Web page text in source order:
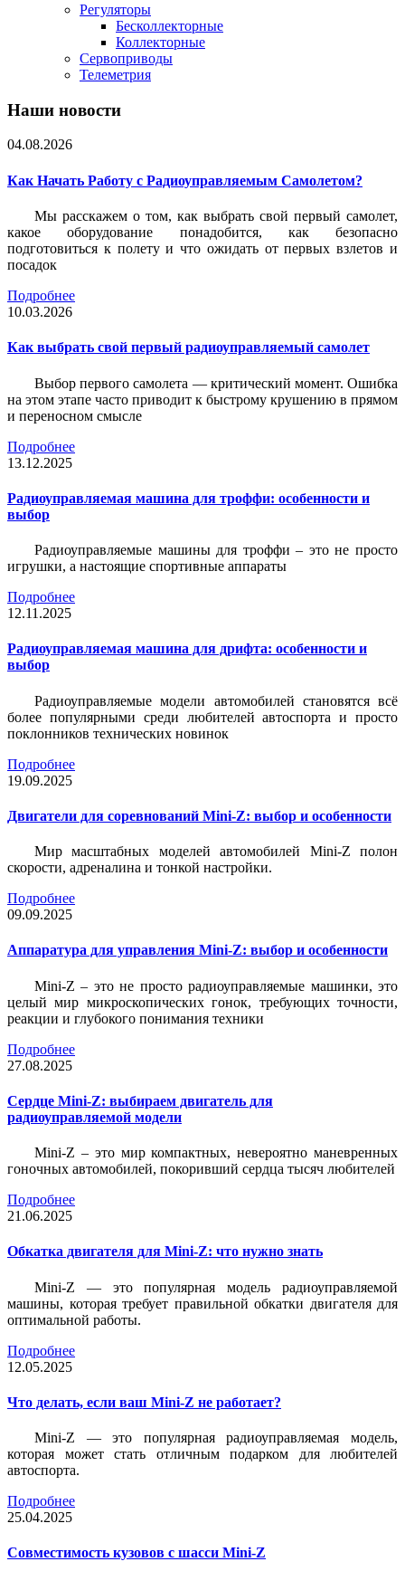
Регуляторы
Бесколлекторные
Коллекторные
Сервоприводы
Телеметрия
Наши новости
04.08.2026
Как Начать Работу с Радиоуправляемым Самолетом?
Мы расскажем о том, как выбрать свой первый самолет,
какое оборудование понадобится, как безопасно
подготовиться к полету и что ожидать от первых взлетов и
посадок
Подробнее
10.03.2026
Как выбрать свой первый радиоуправляемый самолет
Выбор первого самолета — критический момент. Ошибка
на этом этапе часто приводит к быстрому крушению в прямом
и переносном смысле
Подробнее
13.12.2025
Радиоуправляемая машина для троффи: особенности и
выбор
Радиоуправляемые машины для троффи – это не просто
игрушки, а настоящие спортивные аппараты
Подробнее
12.11.2025
Радиоуправляемая машина для дрифта: особенности и
выбор
Радиоуправляемые модели автомобилей становятся всё
более популярными среди любителей автоспорта и просто
поклонников технических новинок
Подробнее
19.09.2025
Двигатели для соревнований Mini-Z: выбор и особенности
Мир масштабных моделей автомобилей Mini-Z полон
скорости, адреналина и тонкой настройки.
Подробнее
09.09.2025
Аппаратура для управления Mini-Z: выбор и особенности
Mini-Z – это не просто радиоуправляемые машинки, это
целый мир микроскопических гонок, требующих точности,
реакции и глубокого понимания техники
Подробнее
27.08.2025
Сердце Mini-Z: выбираем двигатель для
радиоуправляемой модели
Mini-Z – это мир компактных, невероятно маневренных
гоночных автомобилей, покоривший сердца тысяч любителей
Подробнее
21.06.2025
Обкатка двигателя для Mini-Z: что нужно знать
Mini-Z — это популярная модель радиоуправляемой
машины, которая требует правильной обкатки двигателя для
оптимальной работы.
Подробнее
12.05.2025
Что делать, если ваш Mini-Z не работает?
Mini-Z — это популярная радиоуправляемая модель,
которая может стать отличным подарком для любителей
автоспорта.
Подробнее
25.04.2025
Совместимость кузовов с шасси Mini-Z